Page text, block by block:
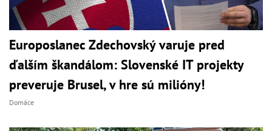
Europoslanec Zdechovský varuje pred
ďalším škandálom: Slovenské IT projekty
preveruje Brusel, v hre sú milióny!
Domáce